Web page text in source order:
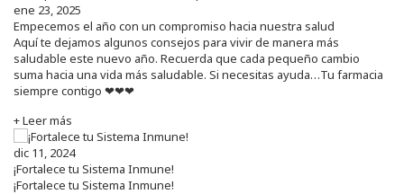
ene 23, 2025
Empecemos el año con un compromiso hacia nuestra salud
Aquí te dejamos algunos consejos para vivir de manera más
saludable este nuevo año. Recuerda que cada pequeño cambio
suma hacia una vida más saludable. Si necesitas ayuda…Tu farmacia
siempre contigo ❤❤❤
+ Leer más
dic 11, 2024
¡Fortalece tu Sistema Inmune!
¡Fortalece tu Sistema Inmune!